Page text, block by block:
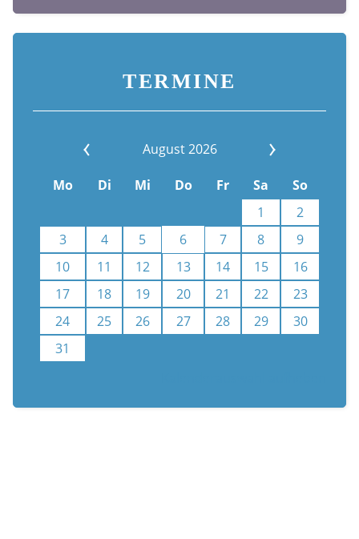
TERMINE
August 2026
Mo Di Mi Do Fr Sa
So
1
2
3
4 5 6 7 8
9
10
11 12 13 14 15
16
17
18 19 20 21 22
23
24
25 26 27 28 29
30
31